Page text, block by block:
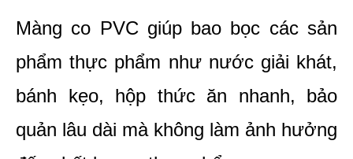
Màng co PVC giúp bao bọc các sản
phẩm thực phẩm như nước giải khát,
bánh kẹo, hộp thức ăn nhanh, bảo
quản lâu dài mà không làm ảnh hưởng